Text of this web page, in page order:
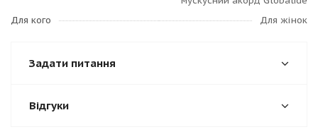
Для кого
Для жінок
Задати питання
Відгуки